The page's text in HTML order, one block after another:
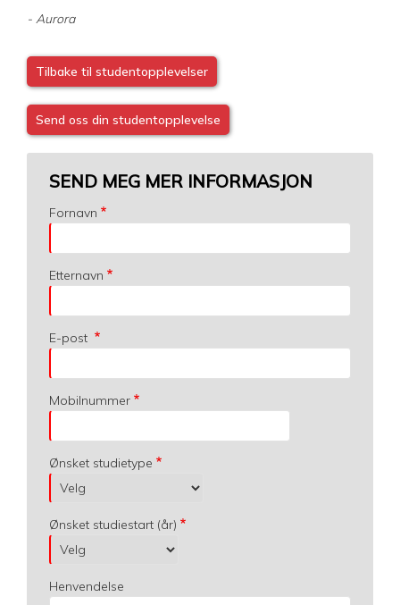
- Aurora
Tilbake til studentopplevelser
Send oss din studentopplevelse
SEND MEG MER INFORMASJON
Fornavn
Etternavn
E-post
Mobilnummer
Ønsket studietype
Ønsket studiestart (år)
Henvendelse